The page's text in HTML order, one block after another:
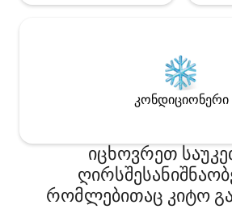
კონდიციონერი
იცხოვრეთ
რომლებითაც კიტო